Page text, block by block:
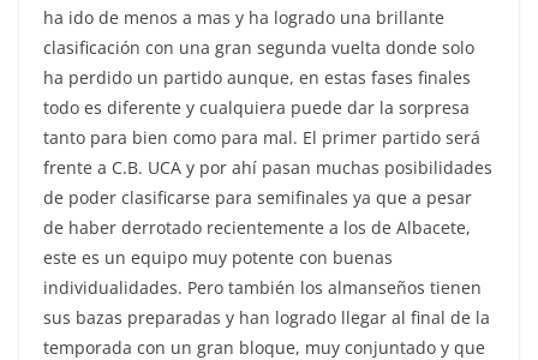
ha ido de menos a mas y ha logrado una brillante
clasificación con una gran segunda vuelta donde solo
ha perdido un partido aunque, en estas fases finales
todo es diferente y cualquiera puede dar la sorpresa
tanto para bien como para mal. El primer partido será
frente a C.B. UCA y por ahí pasan muchas posibilidades
de poder clasificarse para semifinales ya que a pesar
de haber derrotado recientemente a los de Albacete,
este es un equipo muy potente con buenas
individualidades. Pero también los almanseños tienen
sus bazas preparadas y han logrado llegar al final de la
temporada con un gran bloque, muy conjuntado y que